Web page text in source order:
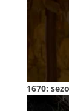
1670: